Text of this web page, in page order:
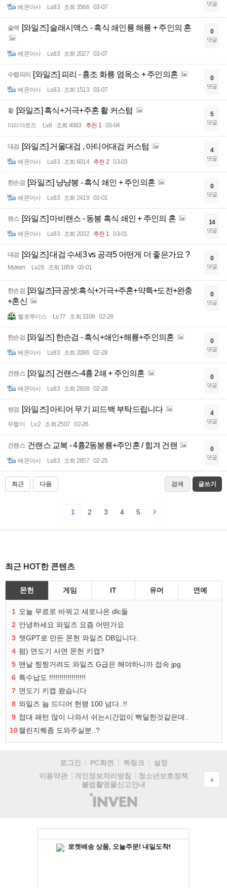
베몬아사 Lv.83 조회 3566 03-07 댓글
슬액 [와일즈] 슬래시액스 - 흑식 쇄인룡 해룡 + 주인의 혼
베몬아사 Lv.83 조회 2027 03-07
0
댓글
수렵피리 [와일즈] 피리 - 흉조 화룡 염옥소 + 주인의혼
베몬아사 Lv.83 조회 1513 03-07
0
댓글
활 [와일즈] 흑식+거극+주혼 활 커스텀
마리아로즈 Lv.8 조회 4083 추천 1 03-04
5
댓글
대검 [와일즈] 거울대검 , 아티어대검 커스텀
베몬아사 Lv.83 조회 6014 추천 2 03-03
4
댓글
한손검 [와일즈] 냥냥봉 - 흑식 쇄인 + 주인의혼
베몬아사 Lv.83 조회 2419 03-01
0
댓글
랜스 [와일즈] 마비랜스 - 동봉 흑식 쇄인 + 주인의 혼
베몬아사 Lv.83 조회 2032 추천 1 03-01
14
댓글
대검 [와일즈] 대검 수세3 vs 공격5 어떤게 더 좋은가요 ?
Myksm Lv.26 조회 1859 03-01
0
댓글
한손검 [와일즈]극공셋:흑식+거극+주혼+약특+도전+완충
+혼신
헬로루이스 Lv.77 조회 3309 02-28
0
댓글
한손검 [와일즈] 한손검 - 흑식+쇄인+해룡+주인의혼
베몬아사 Lv.83 조회 2086 02-28
0
댓글
건랜스 [와일즈] 건랜스-4흉 2쇄 + 주인의혼
베몬아사 Lv.83 조회 2838 02-28
0
댓글
쌍검 [와일즈] 아티어 무기 피드백 부탁드립니다
무짤이 Lv.2 조회 2507 02-26
4
댓글
건랜스 건랜스 교복 - 4흉2동봉룡+주인혼 / 힘겨 건랜
베몬아사 Lv.83 조회 2857 02-25
0
댓글
최근 다음 검색 글쓰기
1 2 3 4 5
최근 HOT한 콘텐츠
몬헌 게임 IT 유머 연예
1 오늘 무료로 바꿔고 새로나온 dlc들
2 안녕하세요 와일즈 요즘 어떤가요
3 챗GPT로 만든 몬헌 와일즈 DB입니다.
4 펌) 면도기 사면 몬헌 키캡?
5 맨날 찡찡거려도 와일즈 G급은 해야하니까 접속 jpg
6 특수납도 !!!!!!!!!!!!!!!!!!
7 면도기 키캡 왔습니다
8 와일즈 늅 드디어 헌랭 100 넘다..!!
9 접대 패턴 많이 나와서 쉬는시간없이 빡딜한것같은데..
10챌린지퀘좀 도와주실분..?
로그인 PC화면 퀵링크
설정
이용약관
개인정보처리방침
청소년보호정책
불법촬영물신고안내
(주)
인
▲